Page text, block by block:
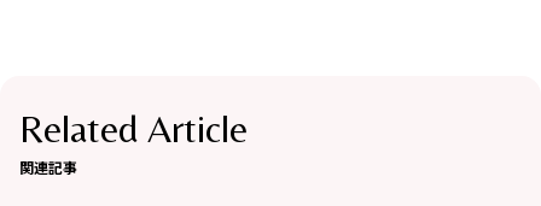
Related Article
関連記事